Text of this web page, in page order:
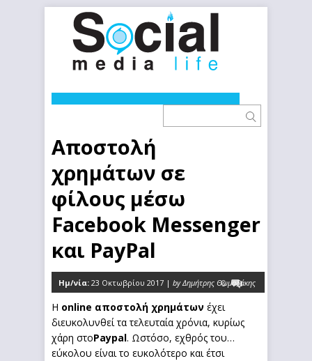
Αποστολή
χρημάτων σε
φίλους μέσω
Facebook Messenger
και PayPal
Ημ/νία: 23 Οκτωβρίου 2017 | by Δημήτρης Θωμαδάκης
0
Η online αποστολή χρημάτων έχει
διευκολυνθεί τα τελευταία χρόνια, κυρίως
χάρη στοPaypal. Ωστόσο, εχθρός του…
εύκολου είναι το ευκολότερο και έτσι